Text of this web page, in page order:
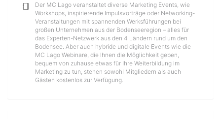
Der MC Lago veranstaltet diverse Marketing Events, wie
Workshops, inspirierende Impulsvorträge oder Networking-
Veranstaltungen mit spannenden Werksführungen bei
großen Unternehmen aus der Bodenseeregion – alles für
das Experten-Netzwerk aus den 4 Ländern rund um den
Bodensee. Aber auch hybride und digitale Events wie die
MC Lago Webinare, die Ihnen die Möglichkeit geben,
bequem von zuhause etwas für Ihre Weiterbildung im
Marketing zu tun, stehen sowohl Mitgliedern als auch
Gästen kostenlos zur Verfügung.